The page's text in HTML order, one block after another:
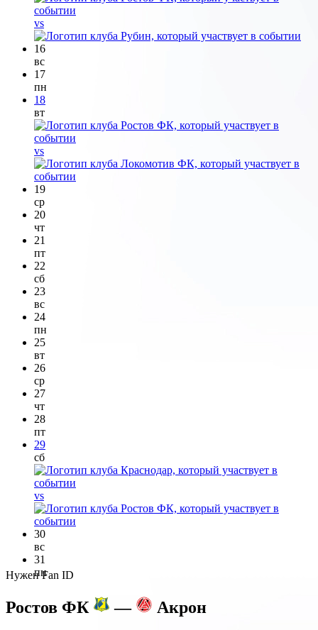
vs
16
вс
17
пн
18
вт
vs
19
ср
20
чт
21
пт
22
сб
23
вс
24
пн
25
вт
26
ср
27
чт
28
пт
29
сб
vs
30
вс
31
пн
Нужен Fan ID
Ростов ФК — Акрон